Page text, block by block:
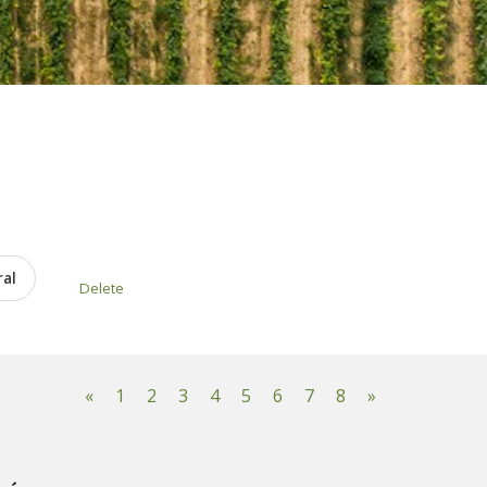
Delete
« 1 2 3 4 5 6 7 8 »